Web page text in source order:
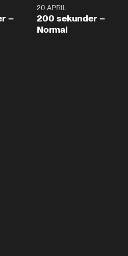
4:23
–
20 APRIL
200 sekunder –
Normal